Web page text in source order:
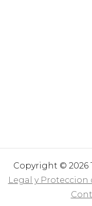
Copyright © 2026
Legal y Proteccion